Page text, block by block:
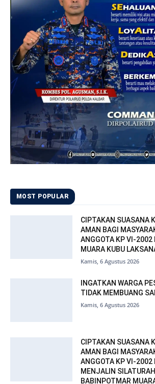
MOST POPULAR
CIPTAKAN SUASANA
AMAN BAGI
ANGGOTA KP VI-2002
MUARA KUBU
Kamis, 6 Agustus 2026
INGATKAN WARGA
TIDAK MEMBUANG
Kamis, 6 Agustus 2026
CIPTAKAN SUASANA
AMAN BAGI
ANGGOTA KP VI-2002
MENJALIN
BABINPOTMAR